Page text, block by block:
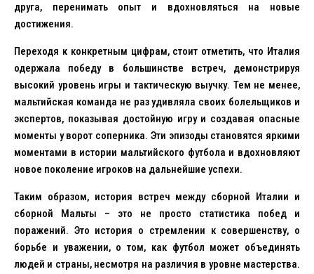
друга, перенимать опыт и вдохновляться на новые
достижения.
Переходя к конкретным цифрам, стоит отметить, что Италия
одержала победу в большинстве встреч, демонстрируя
высокий уровень игры и тактическую выучку. Тем не менее,
мальтийская команда не раз удивляла своих болельщиков и
экспертов, показывая достойную игру и создавая опасные
моменты у ворот соперника. Эти эпизоды становятся яркими
моментами в истории мальтийского футбола и вдохновляют
новое поколение игроков на дальнейшие успехи.
Таким образом, история встреч между сборной Италии и
сборной Мальты – это не просто статистика побед и
поражений. Это история о стремлении к совершенству, о
борьбе и уважении, о том, как футбол может объединять
людей и страны, несмотря на различия в уровне мастерства.